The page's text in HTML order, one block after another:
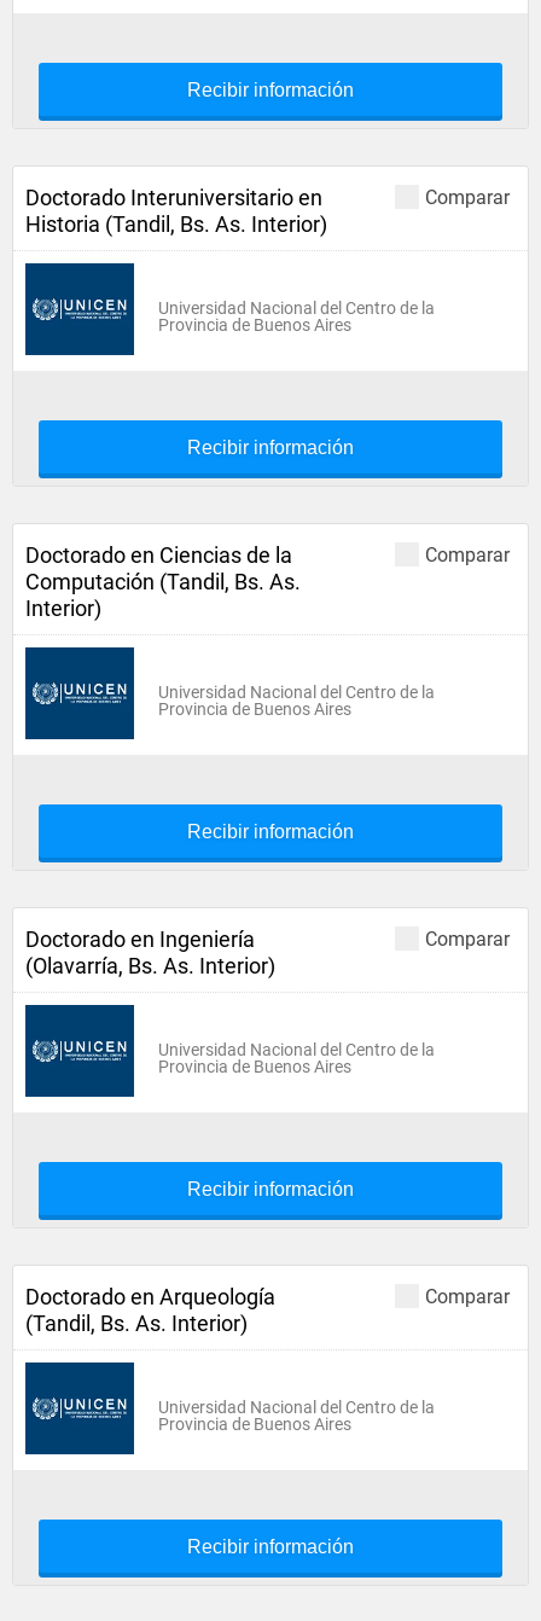
Recibir información
Comparar
Doctorado Interuniversitario en
Historia (Tandil, Bs. As. Interior)
Universidad Nacional del Centro de la
Provincia de Buenos Aires
Recibir información
Comparar
Doctorado en Ciencias de la
Computación (Tandil, Bs. As.
Interior)
Universidad Nacional del Centro de la
Provincia de Buenos Aires
Recibir información
Comparar
Doctorado en Ingeniería
(Olavarría, Bs. As. Interior)
Universidad Nacional del Centro de la
Provincia de Buenos Aires
Recibir información
Comparar
Doctorado en Arqueología
(Tandil, Bs. As. Interior)
Universidad Nacional del Centro de la
Provincia de Buenos Aires
Recibir información